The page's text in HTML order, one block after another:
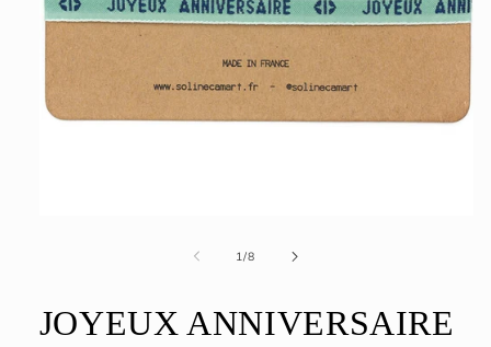
1/de
8
JOYEUX ANNIVERSAIRE